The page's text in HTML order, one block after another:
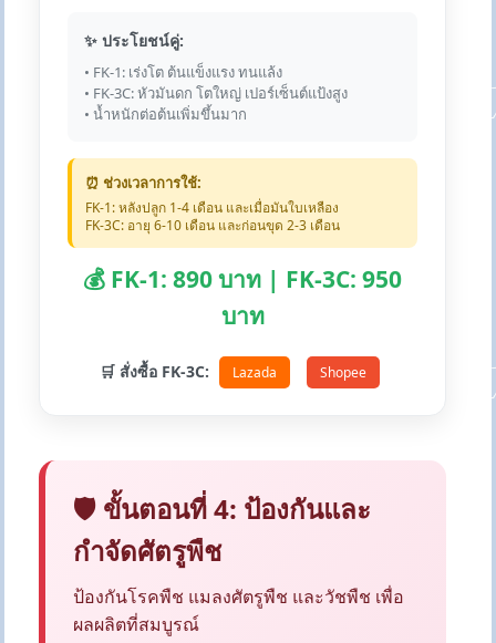
✨ ประโยชน์คู่:
• FK-1: เร่งโต ต้นแข็งแรง ทนแล้ง
• FK-3C: หัวมันดก โตใหญ่ เปอร์เซ็นต์แป้งสูง
• น้ำหนักต่อต้นเพิ่มขึ้นมาก
⏰ ช่วงเวลาการใช้:
FK-1: หลังปลูก 1-4 เดือน และเมื่อมันใบเหลือง
FK-3C: อายุ 6-10 เดือน และก่อนขุด 2-3 เดือน
💰 FK-1: 890 บาท | FK-3C: 950
บาท
🛒 สั่งซื้อ FK-3C: Lazada Shopee
🛡️ ขั้นตอนที่ 4: ป้องกันและ
กำจัดศัตรูพืช
ป้องกันโรคพืช แมลงศัตรูพืช และวัชพืช เพื่อ
ผลผลิตที่สมบูรณ์